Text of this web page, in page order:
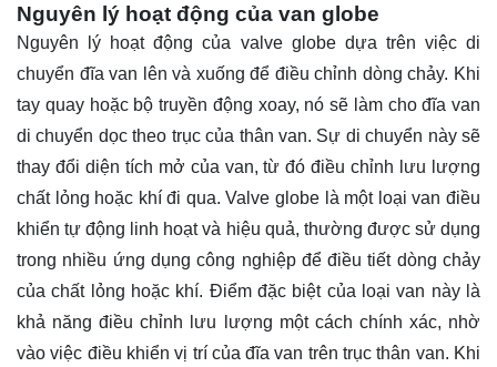
Nguyên lý hoạt động của van globe
Nguyên lý hoạt động của valve globe dựa trên việc di
chuyển đĩa van lên và xuống để điều chỉnh dòng chảy. Khi
tay quay hoặc bộ truyền động xoay, nó sẽ làm cho đĩa van
di chuyển dọc theo trục của thân van. Sự di chuyển này sẽ
thay đổi diện tích mở của van, từ đó điều chỉnh lưu lượng
chất lỏng hoặc khí đi qua. Valve globe là một loại van điều
khiển tự động linh hoạt và hiệu quả, thường được sử dụng
trong nhiều ứng dụng công nghiệp để điều tiết dòng chảy
của chất lỏng hoặc khí. Điểm đặc biệt của loại van này là
khả năng điều chỉnh lưu lượng một cách chính xác, nhờ
vào việc điều khiển vị trí của đĩa van trên trục thân van. Khi